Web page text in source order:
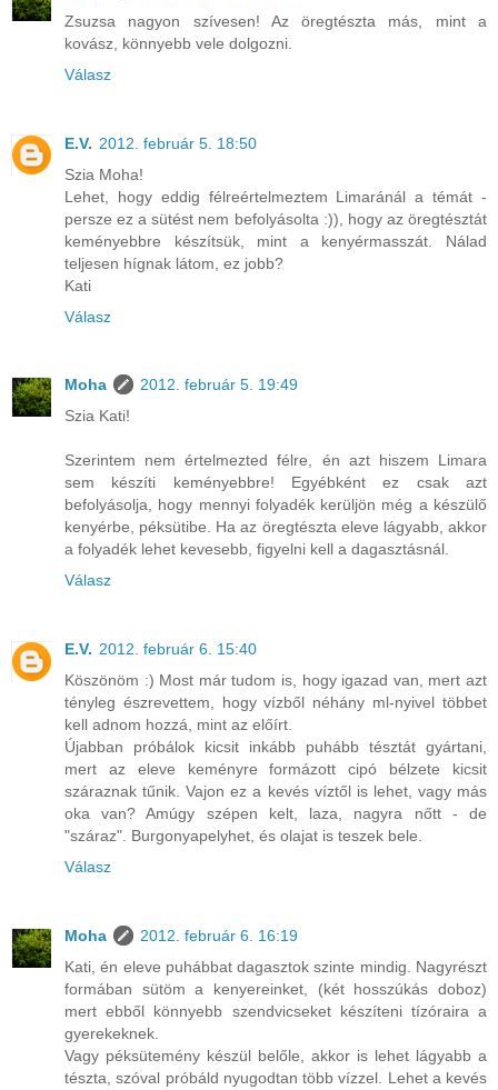
Zsuzsa nagyon szívesen! Az öregtészta más, mint a
kovász, könnyebb vele dolgozni.
Válasz
E.V. 2012. február 5. 18:50
Szia Moha!
Lehet, hogy eddig félreértelmeztem Limaránál a témát -
persze ez a sütést nem befolyásolta :)), hogy az öregtésztát
keményebbre készítsük, mint a kenyérmasszát. Nálad
teljesen hígnak látom, ez jobb?
Kati
Válasz
Moha
2012. február 5. 19:49
Szia Kati!
Szerintem nem értelmezted félre, én azt hiszem Limara
sem készíti keményebbre! Egyébként ez csak azt
befolyásolja, hogy mennyi folyadék kerüljön még a készülő
kenyérbe, péksütibe. Ha az öregtészta eleve lágyabb, akkor
a folyadék lehet kevesebb, figyelni kell a dagasztásnál.
Válasz
E.V. 2012. február 6. 15:40
Köszönöm :) Most már tudom is, hogy igazad van, mert azt
tényleg észrevettem, hogy vízből néhány ml-nyivel többet
kell adnom hozzá, mint az előírt.
Újabban próbálok kicsit inkább puhább tésztát gyártani,
mert az eleve keményre formázott cipó bélzete kicsit
száraznak tűnik. Vajon ez a kevés víztől is lehet, vagy más
oka van? Amúgy szépen kelt, laza, nagyra nőtt - de
"száraz". Burgonyapelyhet, és olajat is teszek bele.
Válasz
Moha
2012. február 6. 16:19
Kati, én eleve puhábbat dagasztok szinte mindig. Nagyrészt
formában sütöm a kenyereinket, (két hosszúkás doboz)
mert ebből könnyebb szendvicseket készíteni tízóraira a
gyerekeknek.
Vagy péksütemény készül belőle, akkor is lehet lágyabb a
tészta, szóval próbáld nyugodtan több vízzel. Lehet a kevés